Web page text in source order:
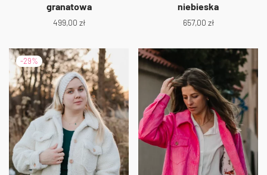
granatowa
499,00 zł
niebieska
657,00 zł
-29%